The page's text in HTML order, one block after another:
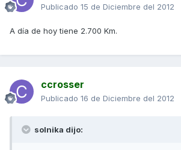
Publicado 15 de Diciembre del 2012
A día de hoy tiene 2.700 Km.
ccrosser
Publicado 16 de Diciembre del 2012
solnika dijo: